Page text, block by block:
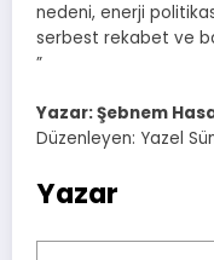
nedeni, enerji
serbest rekabet ve
”
Yazar: Şebnem
Düzenleyen: Yazel
Yazar